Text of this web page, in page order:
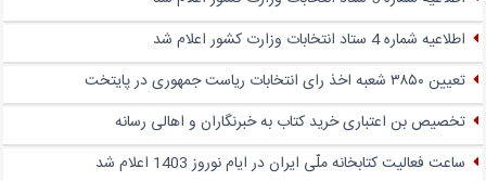
اطلاعیه شماره 4 ستاد انتخابات وزارت کشور اعلام شد
تعیین ۳۸۵۰ شعبه اخذ رای انتخابات ریاست جمهوری در پایتخت
تخصیص بن اعتباری خرید کتاب به خبرنگاران و اهالی رسانه
ساعت فعالیت کتابخانه ملّی ایران در ایام نوروز 1403 اعلام شد